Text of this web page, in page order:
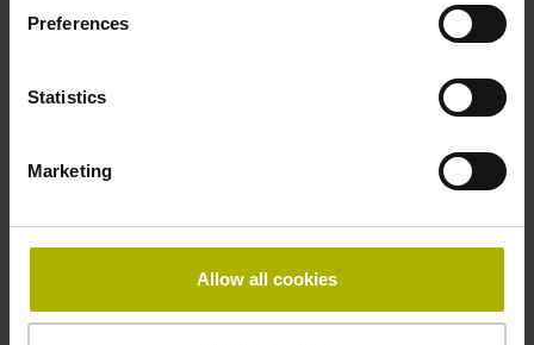
Preferences
Statistics
Marketing
Allow all cookies
Kappe mit Bohrung
Schraube 2x M2,5x5,25mm T8-Torx und